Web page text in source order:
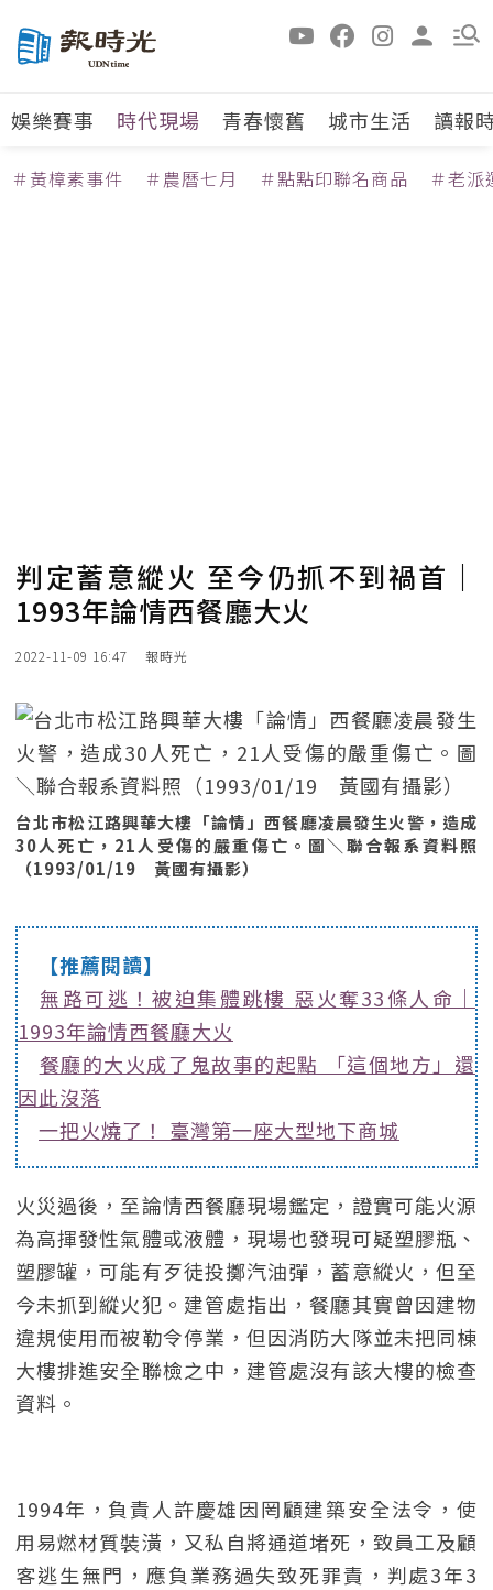
娛樂賽事 時代現場 青春懷舊 城市生活 讀報
＃黃樟素事件 ＃農曆七月 ＃點點印聯名商品 ＃老派
判定蓄意縱火 至今仍抓不到禍首｜
1993年論情西餐廳大火
2022-11-09 16:47 報時光
台北市松江路興華大樓「論情」西餐廳凌晨發生火警，造成
30人死亡，21人受傷的嚴重傷亡。圖＼聯合報系資料照
（1993/01/19 黃國有攝影）
【推薦閱讀】
無路可逃！被迫集體跳樓 惡火奪33條人命｜
1993年論情西餐廳大火
餐廳的大火成了鬼故事的起點 「這個地方」還
因此沒落
一把火燒了！ 臺灣第一座大型地下商城
火災過後，至論情西餐廳現場鑑定，證實可能火源
為高揮發性氣體或液體，現場也發現可疑塑膠瓶、
塑膠罐，可能有歹徒投擲汽油彈，蓄意縱火，但至
今未抓到縱火犯。建管處指出，餐廳其實曾因建物
違規使用而被勒令停業，但因消防大隊並未把同棟
大樓排進安全聯檢之中，建管處沒有該大樓的檢查
資料。
1994年，負責人許慶雄因罔顧建築安全法令，使
用易燃材質裝潢，又私自將通道堵死，致員工及顧
客逃生無門，應負業務過失致死罪責，判處3年3